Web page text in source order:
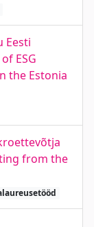
Eesti
ESG
the Estonia
from the